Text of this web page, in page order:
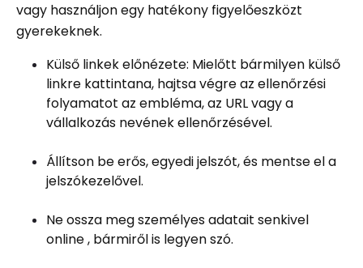
vagy használjon egy hatékony figyelőeszközt
gyerekeknek.
Külső linkek előnézete: Mielőtt bármilyen külső
linkre kattintana, hajtsa végre az ellenőrzési
folyamatot az embléma, az URL vagy a
vállalkozás nevének ellenőrzésével.
Állítson be erős, egyedi jelszót, és mentse el a
jelszókezelővel.
Ne ossza meg személyes adatait senkivel
online , bármiről is legyen szó.